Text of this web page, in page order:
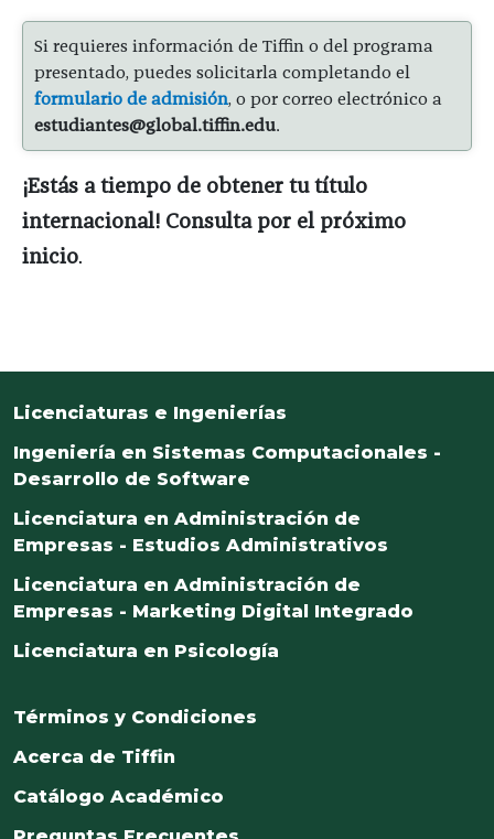
Si requieres información de Tiffin o del programa
presentado, puedes solicitarla completando el
formulario de admisión, o por correo electrónico a
estudiantes@global.tiffin.edu.
¡Estás a tiempo de obtener tu título
internacional! Consulta por el próximo
inicio.
Licenciaturas e Ingenierías
Ingeniería en Sistemas Computacionales -
Desarrollo de Software
Licenciatura en Administración de
Empresas - Estudios Administrativos
Licenciatura en Administración de
Empresas - Marketing Digital Integrado
Licenciatura en Psicología
Términos y Condiciones
Acerca de Tiffin
Catálogo Académico